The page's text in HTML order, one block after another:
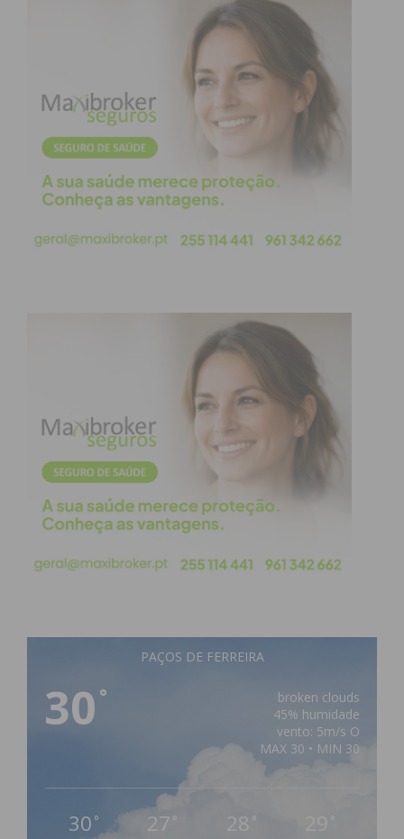
PAÇOS DE FERREIRA
30 °
broken clouds
45% humidade
vento: 5m/s O
MAX 30 • MIN 30
30 ° 27 ° 28 °